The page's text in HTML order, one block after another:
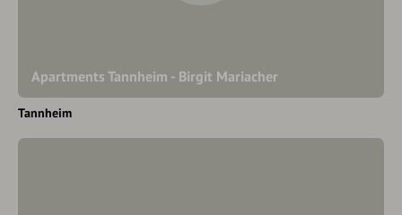
Apartments Tannheim - Birgit Mariacher
Tannheim